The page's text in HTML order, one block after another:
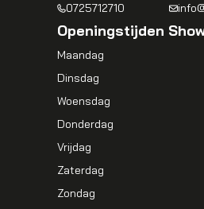
0725712710
Openingstijden
Maandag
Dinsdag
Woensdag
Donderdag
Vrijdag
Zaterdag
Zondag